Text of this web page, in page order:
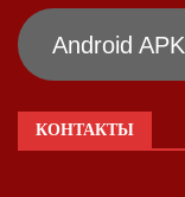
Android APK
КОНТАКТЫ